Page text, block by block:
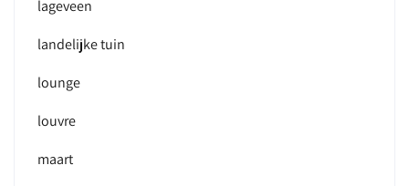
lageveen
landelijke tuin
lounge
louvre
maart